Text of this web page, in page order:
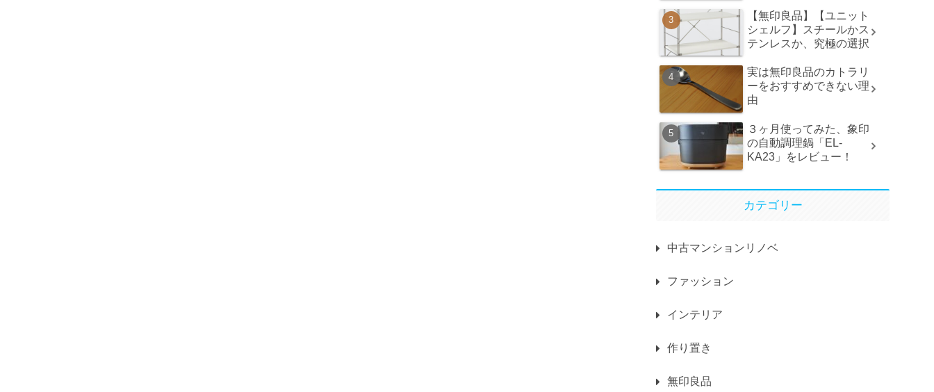
【無印良品】【ユニット
シェルフ】スチールかス
テンレスか、究極の選択
実は無印良品のカトラリ
ーをおすすめできない理
由
３ヶ月使ってみた、象印
の自動調理鍋「EL-
KA23」をレビュー！
カテゴリー
中古マンションリノベ
ファッション
インテリア
作り置き
無印良品